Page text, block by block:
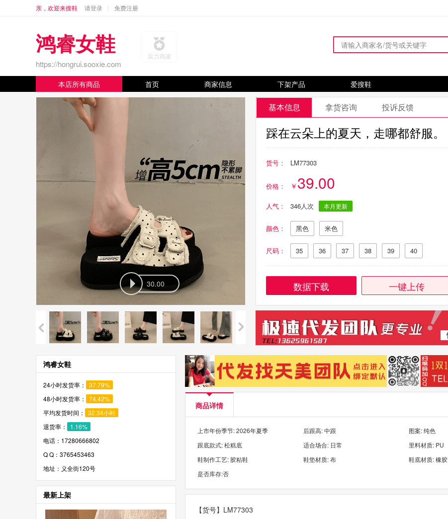
亲，欢迎来搜鞋 请登录 免费注册
鸿睿女鞋
https://hongrui.sooxie.com
实力商家
本店所有商品 首页 商家信息 下架产品 爱搜鞋
30.00
基本信息 拿货咨询 投诉反馈
踩在云朵上的夏天，走哪都舒服。
货号： LM77303
价格： 39.00
人气： 346人次 本月更新
颜色： 黑色 米色
尺码： 35 36 37 38 39 40
数据下载 一键上传
鸿睿女鞋
24小时发货率：
37.79%
48小时发货率：
74.42%
平均发货时间：
32.34小时
退货率：
1.16%
电话：17280666802
Q Q：3765453463
地址：义全街120号
最新上架
商品详情
上市年份季节: 2026年夏季 后跟高: 中跟 图案: 纯色
跟底款式: 松糕底
适合场合: 日常 里料材质: PU
鞋制作工艺: 胶粘鞋
鞋垫材质: 布 鞋底材质: 橡胶
是否库存:否
【货号】LM77303